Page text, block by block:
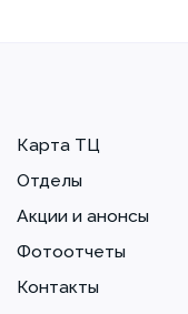
Карта ТЦ
Отделы
Акции и анонсы
Фотоотчеты
Контакты